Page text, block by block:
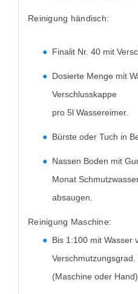
Reinigung händisch:
Finalit Nr. 40 mit
Dosierte Menge mit
Verschlusskappe
pro 5l Wassereimer.
Bürste oder Tuch in
Nassen Boden mit
Monat
absaugen.
Reinigung Maschine:
Bis 1:100 mit Wasser
(Maschine oder